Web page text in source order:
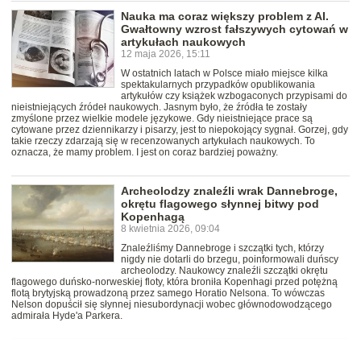
Nauka ma coraz większy problem z AI.
Gwałtowny wzrost fałszywych cytowań w
artykułach naukowych
12 maja 2026, 15:11
W ostatnich latach w Polsce miało miejsce kilka
spektakularnych przypadków opublikowania
artykułów czy książek wzbogaconych przypisami do
nieistniejących źródeł naukowych. Jasnym było, że źródła te zostały
zmyślone przez wielkie modele językowe. Gdy nieistniejące prace są
cytowane przez dziennikarzy i pisarzy, jest to niepokojący sygnał. Gorzej, gdy
takie rzeczy zdarzają się w recenzowanych artykułach naukowych. To
oznacza, że mamy problem. I jest on coraz bardziej poważny.
Archeolodzy znaleźli wrak Dannebroge,
okrętu flagowego słynnej bitwy pod
Kopenhagą
8 kwietnia 2026, 09:04
Znaleźliśmy Dannebroge i szczątki tych, którzy
nigdy nie dotarli do brzegu, poinformowali duńscy
archeolodzy. Naukowcy znaleźli szczątki okrętu
flagowego duńsko-norweskiej floty, która broniła Kopenhagi przed potężną
flotą brytyjską prowadzoną przez samego Horatio Nelsona. To wówczas
Nelson dopuścił się słynnej niesubordynacji wobec głównodowodzącego
admirała Hyde'a Parkera.